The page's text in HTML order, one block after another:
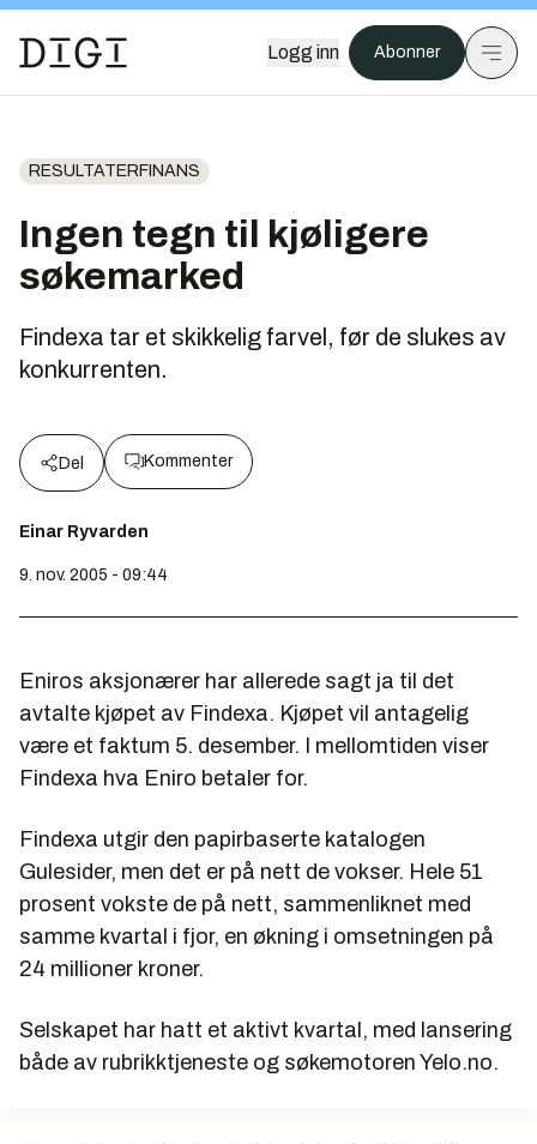
Logg inn Abonner
RESULTATERFINANS
Ingen tegn til kjøligere
søkemarked
Findexa tar et skikkelig farvel, før de slukes av
konkurrenten.
Del Kommenter
Einar Ryvarden
9. nov. 2005 - 09:44
Eniros aksjonærer har allerede sagt ja til det
avtalte kjøpet av Findexa. Kjøpet vil antagelig
være et faktum 5. desember. I mellomtiden viser
Findexa hva Eniro betaler for.
Findexa utgir den papirbaserte katalogen
Gulesider, men det er på nett de vokser. Hele 51
prosent vokste de på nett, sammenliknet med
samme kvartal i fjor, en økning i omsetningen på
24 millioner kroner.
Selskapet har hatt et aktivt kvartal, med lansering
både av rubrikktjeneste og søkemotoren Yelo.no.